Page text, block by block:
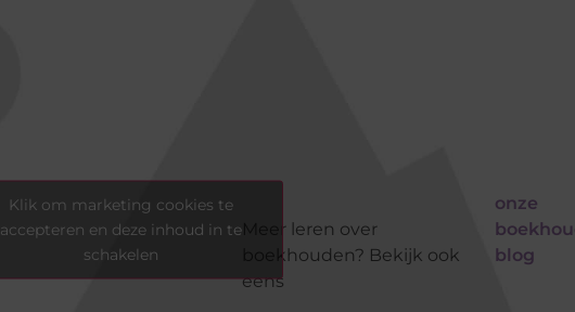
Meer leren over
boekhouden? Bekijk ook
eens
onze
blog
Klik om marketing cookies te
accepteren en deze inhoud in te
schakelen